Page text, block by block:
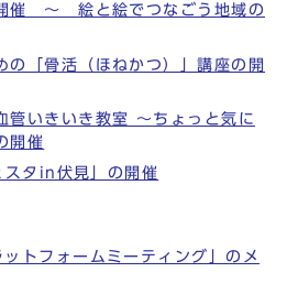
催 ～ 絵と絵でつなごう地域の
「骨活（ほねかつ）」講座の開
管いきいき教室 ～ちょっと気に
開催
スタin伏見」の開催
トフォームミーティング」のメ